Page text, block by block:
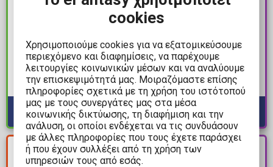
Squishmallows - Disney:
Lilo & Stitch - Stitch with
Cookie (25cm)
Διαθέσιμα: 2
28,99€
31,99€
Dragon Ball Z: Match
Makers - Grandpa Son
Gohan Φιγούρα
Αγαλματίδιο (15cm)
Διαθέσιμα: Προπαραγγελία
ΚΕΡΔΟΣ
112,00€
cookies
Χρησιμοποιούμε cookies για να εξατομικεύσουμε
περιεχόμενο και διαφημίσεις, να παρέχουμε
λειτουργίες κοινωνικών μέσων και να αναλύουμε
την επισκεψιμότητά μας. Μοιραζόμαστε επίσης
πληροφορίες σχετικά με τη χρήση του ιστότοπού
μας με τους συνεργάτες μας στα μέσα
κοινωνικής δικτύωσης, τη διαφήμιση και την
ανάλυση, οι οποίοι ενδέχεται να τις συνδυάσουν
με άλλες πληροφορίες που τους έχετε παράσχει
ή που έχουν συλλέξει από τη χρήση των
υπηρεσιών τους από εσάς.